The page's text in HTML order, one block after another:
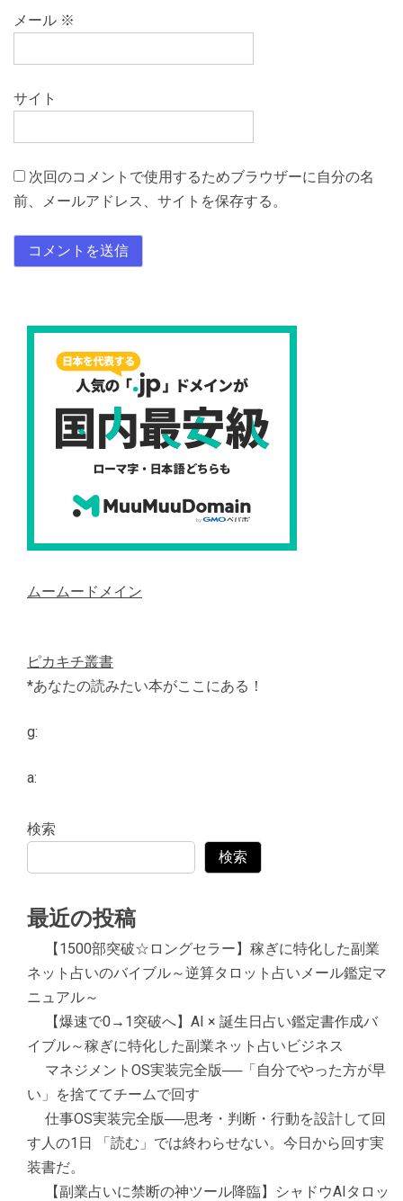
メール ※
サイト
次回のコメントで使用するためブラウザーに自分の名
前、メールアドレス、サイトを保存する。
ムームードメイン
ピカキチ叢書
*あなたの読みたい本がここにある！
g:
a:
検索
検索
最近の投稿
【1500部突破☆ロングセラー】稼ぎに特化した副業
ネット占いのバイブル～逆算タロット占いメール鑑定マ
ニュアル～
【爆速で0→1突破へ】AI × 誕生日占い鑑定書作成バ
イブル～稼ぎに特化した副業ネット占いビジネス
マネジメントOS実装完全版──「自分でやった方が早
い」を捨ててチームで回す
仕事OS実装完全版──思考・判断・行動を設計して回
す人の1日 「読む」では終わらせない。今日から回す実
装書だ。
【副業占いに禁断の神ツール降臨】シャドウAIタロッ